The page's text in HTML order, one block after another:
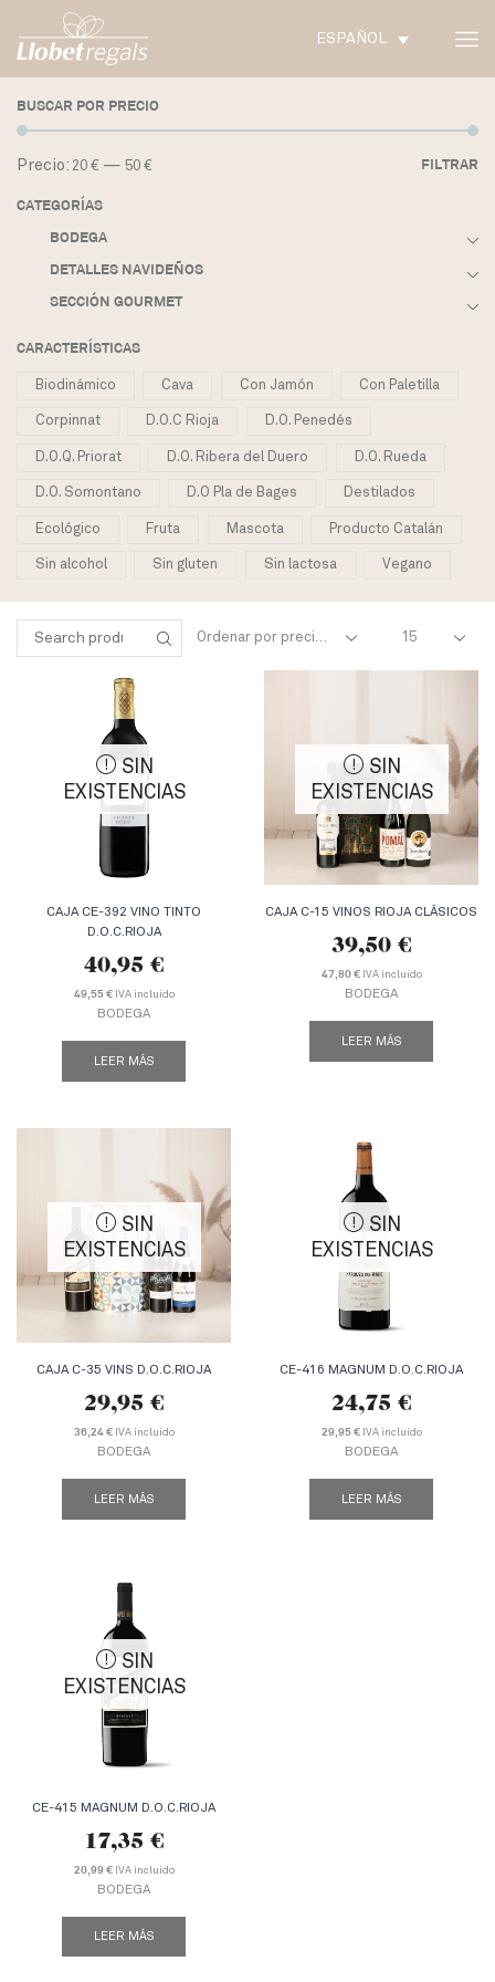
ESPAÑOL
Search
Products
page
SIN
EXISTENCIAS
CAJA CE-392 VINO TINTO
D.O.C.RIOJA
40,95 €
49,55 €IVA incluido
BODEGA
LEER MÁS
SIN
EXISTENCIAS
CAJA C-15 VINOS RIOJA CLÁSICOS
39,50 €
47,80 €IVA incluido
BODEGA
LEER MÁS
SIN
EXISTENCIAS
CAJA C-35 VINS D.O.C.RIOJA
29,95 €
36,24 €IVA incluido
BODEGA
LEER MÁS
SIN
EXISTENCIAS
CE-416 MAGNUM D.O.C.RIOJA
24,75 €
29,95 €IVA incluido
BODEGA
LEER MÁS
SIN
EXISTENCIAS
CE-415 MAGNUM D.O.C.RIOJA
17,35 €
20,99 €IVA incluido
BODEGA
LEER MÁS
BUSCAR POR PRECIO
FILTRAR
Precio: 20 € — 50 €
CATEGORÍAS
BODEGA
DETALLES NAVIDEÑOS
SECCIÓN GOURMET
CARACTERÍSTICAS
Biodinámico Cava Con Jamón Con Paletilla
Corpinnat D.O.C Rioja D.O. Penedés
D.O.Q. Priorat D.O. Ribera del Duero D.O. Rueda
D.O. Somontano D.O Pla de Bages Destilados
Ecológico Fruta Mascota Producto Catalán
Sin alcohol Sin gluten Sin lactosa Vegano